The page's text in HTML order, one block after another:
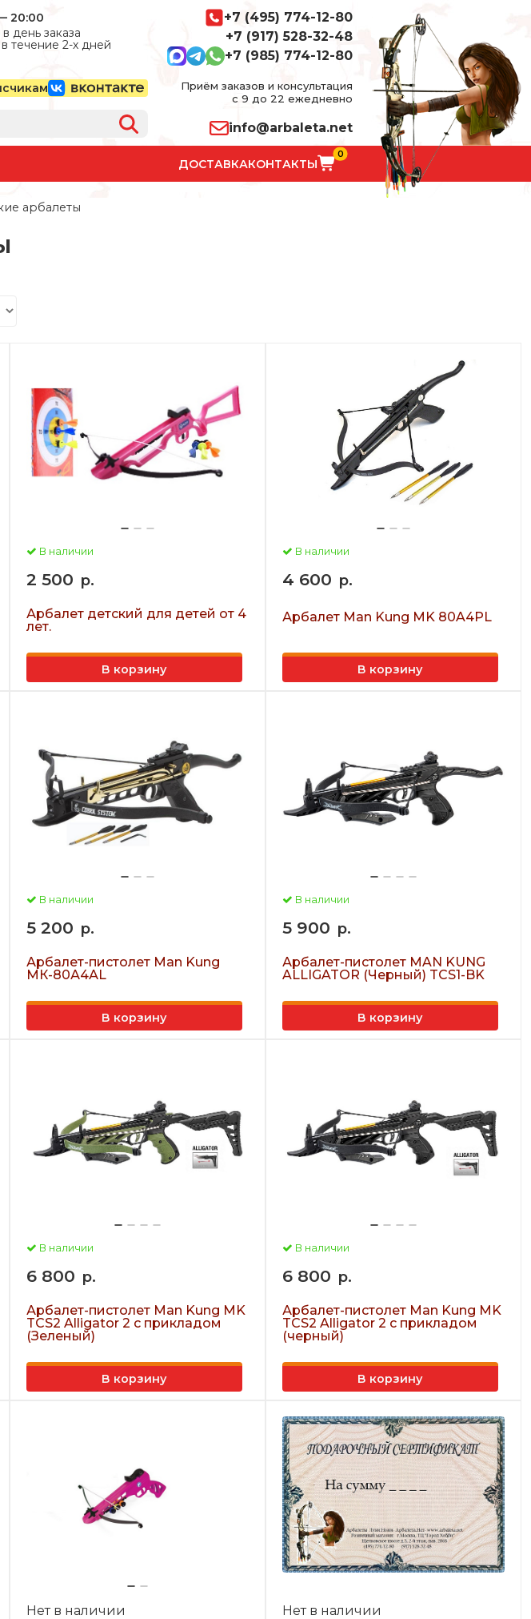
20:00
день заказа
течение 2-х дней
+7 (495) 774-12-80
+7 (917) 528-32-48
+7 (985) 774-12-80
Приём заказов и консультация
с 9 до 22 ежедневно
info@arbaleta.net
ДОСТАВКАКОНТАКТЫ
0
арбалеты
В наличии
2 500 р.
Арбалет детский для детей от 4
лет.
В корзину
В наличии
4 600 р.
Арбалет Man Kung MK 80A4PL
В корзину
В наличии
5 200 р.
Арбалет-пистолет Man Kung
МК-80А4АL
В корзину
В наличии
5 900 р.
Арбалет-пистолет MAN KUNG
ALLIGATOR (Черный) TCS1-BK
В корзину
В наличии
6 800 р.
Арбалет-пистолет Man Kung MK
TCS2 Alligator 2 с прикладом
(Зеленый)
В корзину
В наличии
6 800 р.
Арбалет-пистолет Man Kung MK
TCS2 Alligator 2 с прикладом
(черный)
В корзину
Нет в наличии Нет в наличии